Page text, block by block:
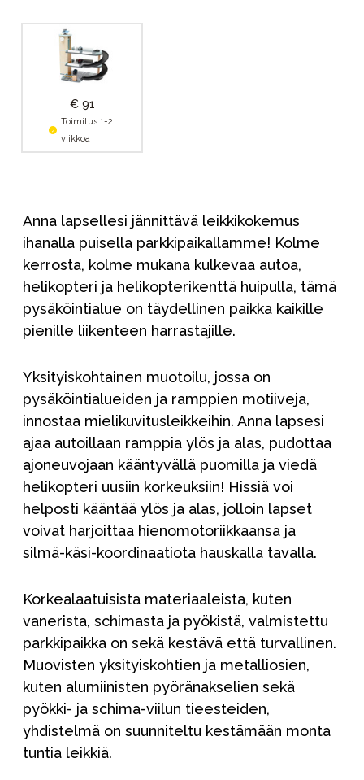
€ 91
Toimitus 1-2
viikkoa
Anna lapsellesi jännittävä leikkikokemus
ihanalla puisella parkkipaikallamme! Kolme
kerrosta, kolme mukana kulkevaa autoa,
helikopteri ja helikopterikenttä huipulla, tämä
pysäköintialue on täydellinen paikka kaikille
pienille liikenteen harrastajille.
Yksityiskohtainen muotoilu, jossa on
pysäköintialueiden ja ramppien motiiveja,
innostaa mielikuvitusleikkeihin. Anna lapsesi
ajaa autoillaan ramppia ylös ja alas, pudottaa
ajoneuvojaan kääntyvällä puomilla ja viedä
helikopteri uusiin korkeuksiin! Hissiä voi
helposti kääntää ylös ja alas, jolloin lapset
voivat harjoittaa hienomotoriikkaansa ja
silmä-käsi-koordinaatiota hauskalla tavalla.
Korkealaatuisista materiaaleista, kuten
vanerista, schimasta ja pyökistä, valmistettu
parkkipaikka on sekä kestävä että turvallinen.
Muovisten yksityiskohtien ja metalliosien,
kuten alumiinisten pyöränakselien sekä
pyökki- ja schima-viilun tieesteiden,
yhdistelmä on suunniteltu kestämään monta
tuntia leikkiä.